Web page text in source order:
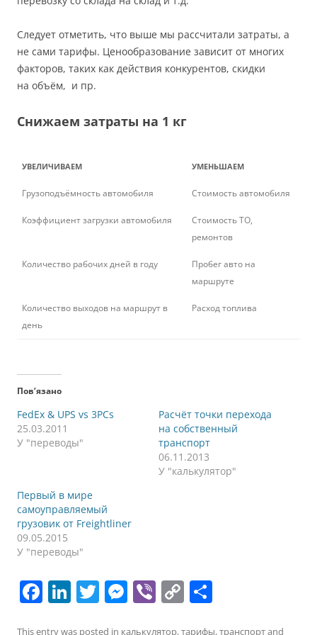
Следует отметить, что выше мы рассчитали затраты, а
не сами тарифы. Ценообразование зависит от многих
факторов, таких как действия конкурентов, скидки
на объём, и пр.
Снижаем затраты на 1 кг
УВЕЛИЧИВАЕМ УМЕНЬШАЕМ
Грузоподъёмность автомобиля Стоимость автомобиля
Коэффициент загрузки автомобиля
Стоимость ТО,
ремонтов
Количество рабочих дней в году
Пробег авто на
маршруте
Количество выходов на маршрут в
день
Расход топлива
Пов’язано
FedEx & UPS vs 3PCs
25.03.2011
У "переводы"
Расчёт точки перехода
на собственный
транспорт
06.11.2013
У "калькулятор"
Первый в мире
самоуправляемый
грузовик от Freightliner
09.05.2015
У "переводы"
F Li T M Vi C
This entry was posted in калькулятор,тарифы,транспортand